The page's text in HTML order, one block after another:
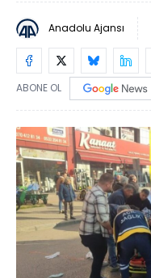
Anadolu Ajansı
ABONE OL